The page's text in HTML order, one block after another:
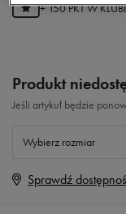
+ 150 PKT W
Produkt
Jeśli artykuł będzie
Wybierz rozmiar
Rozmiary
Sprawdź